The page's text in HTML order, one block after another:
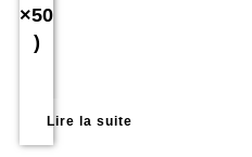
×50
)
Lire la suite